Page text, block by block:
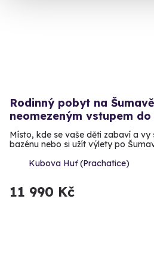
Rodinný pobyt na
neomezeným vstupem do
Místo, kde se vaše děti zabaví a vy
bazénu nebo si užít výlety po
Kubova Huť (Prachatice)
11 990 Kč